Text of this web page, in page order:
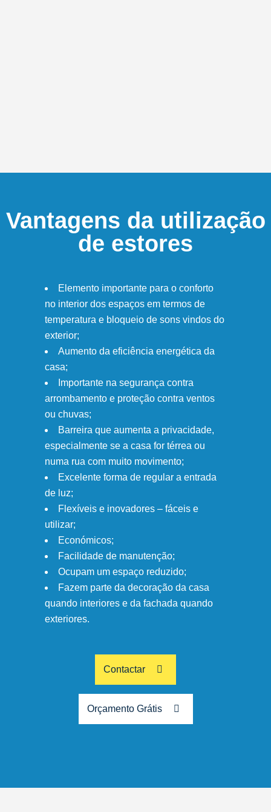
Vantagens da utilização
de estores
Elemento importante para o conforto
no interior dos espaços em termos de
temperatura e bloqueio de sons vindos do
exterior;
Aumento da eficiência energética da
casa;
Importante na segurança contra
arrombamento e proteção contra ventos
ou chuvas;
Barreira que aumenta a privacidade,
especialmente se a casa for térrea ou
numa rua com muito movimento;
Excelente forma de regular a entrada
de luz;
Flexíveis e inovadores – fáceis e
utilizar;
Económicos;
Facilidade de manutenção;
Ocupam um espaço reduzido;
Fazem parte da decoração da casa
quando interiores e da fachada quando
exteriores.
Contactar
Orçamento Grátis